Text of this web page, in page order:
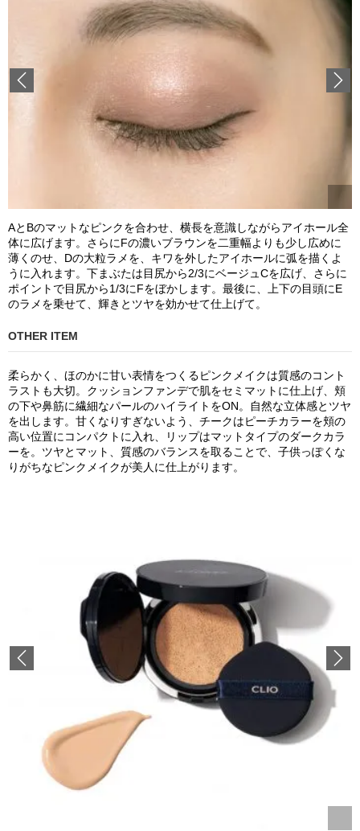
AとBのマットなピンクを合わせ、横長を意識しながらアイホール全
体に広げます。さらにFの濃いブラウンを二重幅よりも少し広めに
薄くのせ、Dの大粒ラメを、キワを外したアイホールに弧を描くよ
うに入れます。下まぶたは目尻から2/3にベージュCを広げ、さらに
ポイントで目尻から1/3にFをぼかします。最後に、上下の目頭にE
のラメを乗せて、輝きとツヤを効かせて仕上げて。
OTHER ITEM
柔らかく、ほのかに甘い表情をつくるピンクメイクは質感のコント
ラストも大切。クッションファンデで肌をセミマットに仕上げ、頬
の下や鼻筋に繊細なパールのハイライトをON。自然な立体感とツヤ
を出します。甘くなりすぎないよう、チークはピーチカラーを頬の
高い位置にコンパクトに入れ、リップはマットタイプのダークカラ
ーを。ツヤとマット、質感のバランスを取ることで、子供っぽくな
りがちなピンクメイクが美人に仕上がります。
Previous